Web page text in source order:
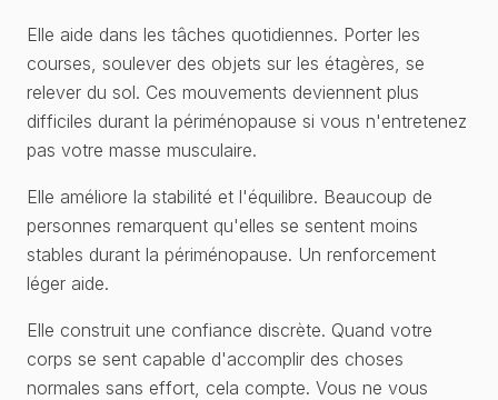
Elle aide dans les tâches quotidiennes. Porter les
courses, soulever des objets sur les étagères, se
relever du sol. Ces mouvements deviennent plus
difficiles durant la périménopause si vous n'entretenez
pas votre masse musculaire.
Elle améliore la stabilité et l'équilibre. Beaucoup de
personnes remarquent qu'elles se sentent moins
stables durant la périménopause. Un renforcement
léger aide.
Elle construit une confiance discrète. Quand votre
corps se sent capable d'accomplir des choses
normales sans effort, cela compte. Vous ne vous